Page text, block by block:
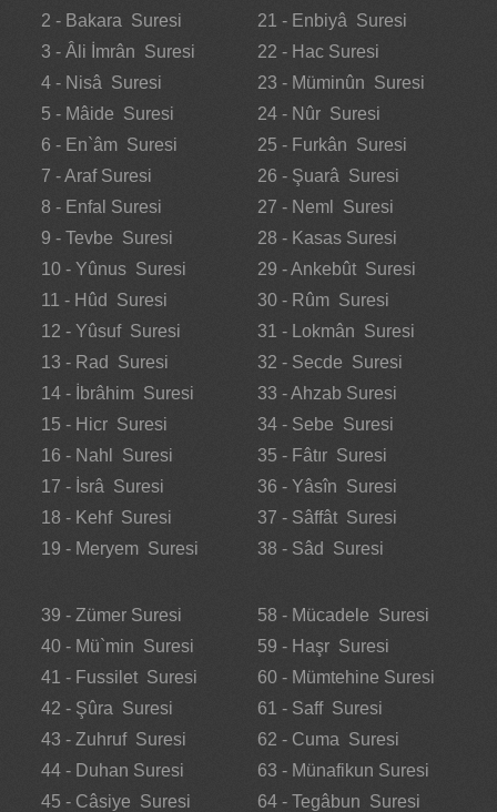
2 - Bakara Suresi
3 - Âli İmrân Suresi
4 - Nisâ Suresi
5 - Mâide Suresi
6 - En`âm Suresi
7 - Araf Suresi
8 - Enfal Suresi
9 - Tevbe Suresi
10 - Yûnus Suresi
11 - Hûd Suresi
12 - Yûsuf Suresi
13 - Rad Suresi
14 - İbrâhim Suresi
15 - Hicr Suresi
16 - Nahl Suresi
17 - İsrâ Suresi
18 - Kehf Suresi
19 - Meryem Suresi
21 - Enbiyâ Suresi
22 - Hac Suresi
23 - Müminûn Suresi
24 - Nûr Suresi
25 - Furkân Suresi
26 - Şuarâ Suresi
27 - Neml Suresi
28 - Kasas Suresi
29 - Ankebût Suresi
30 - Rûm Suresi
31 - Lokmân Suresi
32 - Secde Suresi
33 - Ahzab Suresi
34 - Sebe Suresi
35 - Fâtır Suresi
36 - Yâsîn Suresi
37 - Sâffât Suresi
38 - Sâd Suresi
39 - Zümer Suresi
40 - Mü`min Suresi
41 - Fussilet Suresi
42 - Şûra Suresi
43 - Zuhruf Suresi
44 - Duhan Suresi
45 - Câsiye Suresi
58 - Mücadele Suresi
59 - Haşr Suresi
60 - Mümtehine Suresi
61 - Saff Suresi
62 - Cuma Suresi
63 - Münafikun Suresi
64 - Tegâbun Suresi